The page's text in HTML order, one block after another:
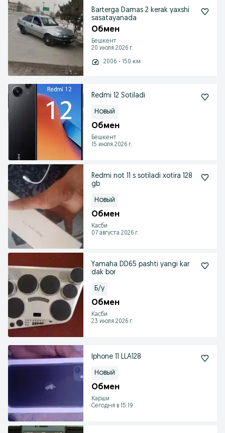
Barterga Damas 2 kerak yaxshi
sasatayanada
Обмен
Бешкент
20 июля 2026 г.
2006 - 150 км
Redmi 12 Sotiladi
Новый
Обмен
Бешкент
15 июля 2026 г.
Redmi not 11 s sotiladi xotira 128
gb
Новый
Обмен
Касби
07 августа 2026 г.
Yamaha DD65 pashti yangi kar
dak bor
Б/у
Обмен
Касби
23 июля 2026 г.
Iphone 11 LLA128
Новый
Обмен
Карши
Сегодня в 15:19